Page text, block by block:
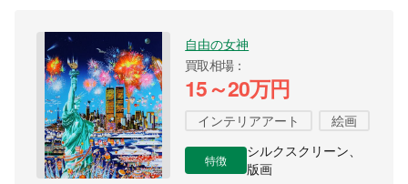
自由の女神
買取相場
15～20万円
インテリアアート 絵画
特徴
シルクスクリーン、
版画